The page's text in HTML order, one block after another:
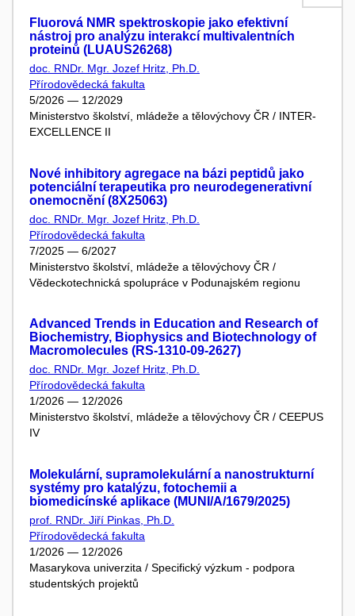
Fluorová NMR spektroskopie jako efektivní
nástroj pro analýzu interakcí multivalentních
proteinů (LUAUS26268)
doc. RNDr. Mgr. Jozef Hritz, Ph.D.
Přírodovědecká fakulta
5/2026 — 12/2029
Ministerstvo školství, mládeže a tělovýchovy ČR / INTER-
EXCELLENCE II
Nové inhibitory agregace na bázi peptidů jako
potenciální terapeutika pro neurodegenerativní
onemocnění (8X25063)
doc. RNDr. Mgr. Jozef Hritz, Ph.D.
Přírodovědecká fakulta
7/2025 — 6/2027
Ministerstvo školství, mládeže a tělovýchovy ČR /
Vědeckotechnická spolupráce v Podunajském regionu
Advanced Trends in Education and Research of
Biochemistry, Biophysics and Biotechnology of
Macromolecules (RS-1310-09-2627)
doc. RNDr. Mgr. Jozef Hritz, Ph.D.
Přírodovědecká fakulta
1/2026 — 12/2026
Ministerstvo školství, mládeže a tělovýchovy ČR / CEEPUS
IV
Molekulární, supramolekulární a nanostrukturní
systémy pro katalýzu, fotochemii a
biomedicínské aplikace (MUNI/A/1679/2025)
prof. RNDr. Jiří Pinkas, Ph.D.
Přírodovědecká fakulta
1/2026 — 12/2026
Masarykova univerzita / Specifický výzkum - podpora
studentských projektů